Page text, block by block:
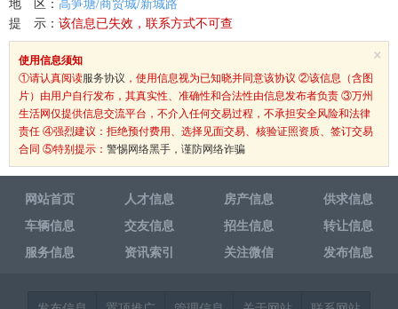
提 示： 该信息已失效，联系方式不可查
×
使用信息须知
①请认真阅读服务协议 ，使用信息视为已知晓并同意该协议 ②该信息（含图
片）由用户自行发布，其真实性、准确性和合法性由信息发布者负责 ③万州
生活网仅提供信息交流平台，不介入任何交易过程，不承担安全风险和法律
责任 ④强烈建议：拒绝预付费用、选择见面交易、核验证照资质、签订交易
合同 ⑤特别提示： 警惕网络黑手，谨防网络诈骗
网站首页 人才信息 房产信息
供求信息
车辆信息
交友信息 招生信息
转让信息
服务信息
资讯索引 关注微信 发布信息